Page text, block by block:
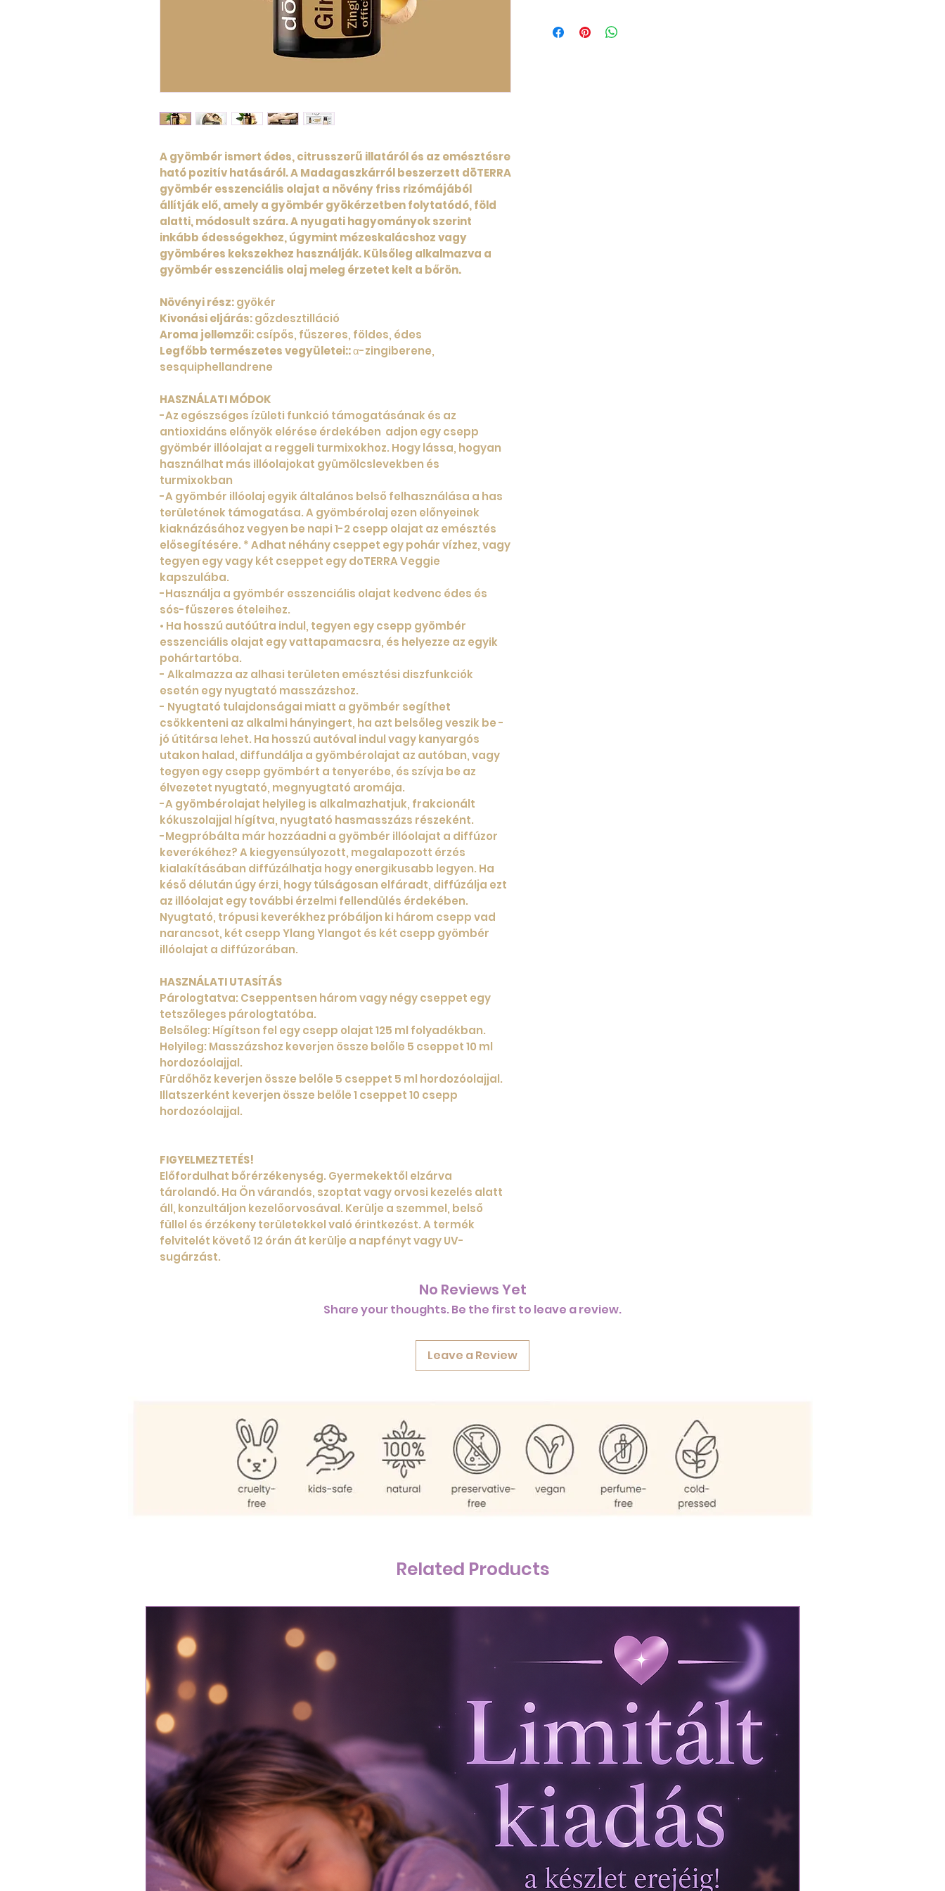
A gyömbér ismert édes, citrusszerű illatáról és az emésztésre
ható pozitív hatásáról. A Madagaszkárról beszerzett dōTERRA
gyömbér esszenciális olajat a növény friss rizómájából
állítják elő, amely a gyömbér gyökérzetben folytatódó, föld
alatti, módosult szára. A nyugati hagyományok szerint
inkább édességekhez, úgymint mézeskalácshoz vagy
gyömbéres kekszekhez használják. Külsőleg alkalmazva a
gyömbér esszenciális olaj meleg érzetet kelt a bőrön.
Növényi rész:gyökér
Kivonási eljárás:gőzdesztilláció
Aroma jellemzői:csípős, fűszeres, földes, édes
Legfőbb természetes vegyületei::α-zingiberene,
sesquiphellandrene
HASZNÁLATI MÓDOK
-Az egészséges ízületi funkció támogatásának és az
antioxidáns előnyök elérése érdekében adjon egy csepp
gyömbér illóolajat a reggeli turmixokhoz. Hogy lássa, hogyan
használhat más illóolajokat gyümölcslevekben és
turmixokban
-A gyömbér illóolaj egyik általános belső felhasználása a has
területének támogatása. A gyömbérolaj ezen előnyeinek
kiaknázásához vegyen be napi 1-2 csepp olajat az emésztés
elősegítésére. * Adhat néhány cseppet egy pohár vízhez, vagy
tegyen egy vagy két cseppet egy doTERRA Veggie
kapszulába.
-Használja a gyömbér esszenciális olajat kedvenc édes és
sós-fűszeres ételeihez.
• Ha hosszú autóútra indul, tegyen egy csepp gyömbér
esszenciális olajat egy vattapamacsra, és helyezze az egyik
pohártartóba.
- Alkalmazza az alhasi területen emésztési diszfunkciók
esetén egy nyugtató masszázshoz.
- Nyugtató tulajdonságai miatt a gyömbér segíthet
csökkenteni az alkalmi hányingert, ha azt belsőleg veszik be -
jó útitársa lehet. Ha hosszú autóval indul vagy kanyargós
utakon halad, diffundálja a gyömbérolajat az autóban, vagy
tegyen egy csepp gyömbért a tenyerébe, és szívja be az
élvezetet nyugtató, megnyugtató aromája.
-A gyömbérolajat helyileg is alkalmazhatjuk, frakcionált
kókuszolajjal hígítva, nyugtató hasmasszázs részeként.
-Megpróbálta már hozzáadni a gyömbér illóolajat a diffúzor
keverékéhez? A kiegyensúlyozott, megalapozott érzés
kialakításában diffúzálhatja hogy energikusabb legyen. Ha
késő délután úgy érzi, hogy túlságosan elfáradt, diffúzálja ezt
az illóolajat egy további érzelmi fellendülés érdekében.
Nyugtató, trópusi keverékhez próbáljon ki három csepp vad
narancsot, két csepp Ylang Ylangot és két csepp gyömbér
illóolajat a diffúzorában.
HASZNÁLATI UTASÍTÁS
Párologtatva: Cseppentsen három vagy négy cseppet egy
tetszőleges párologtatóba.
Belsőleg: Hígítson fel egy csepp olajat 125 ml folyadékban.
Helyileg: Masszázshoz keverjen össze belőle 5 cseppet 10 ml
hordozóolajjal.
Fürdőhöz keverjen össze belőle 5 cseppet 5 ml hordozóolajjal.
Illatszerként keverjen össze belőle 1 cseppet 10 csepp
hordozóolajjal.
FIGYELMEZTETÉS!
Előfordulhat bőrérzékenység. Gyermekektől elzárva
tárolandó. Ha Ön várandós, szoptat vagy orvosi kezelés alatt
áll, konzultáljon kezelőorvosával. Kerülje a szemmel, belső
füllel és érzékeny területekkel való érintkezést. A termék
felvitelét követő 12 órán át kerülje a napfényt vagy UV-
sugárzást.
kémiai csoportból áll, amelyek általában
No Reviews Yet
Share your thoughts. Be the first to leave a review.
Leave a Review
Related Products